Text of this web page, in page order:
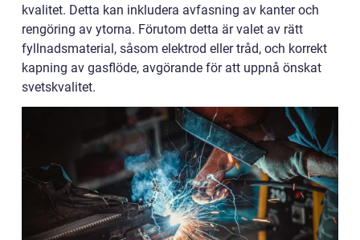
kvalitet. Detta kan inkludera avfasning av kanter och
rengöring av ytorna. Förutom detta är valet av rätt
fyllnadsmaterial, såsom elektrod eller tråd, och korrekt
kapning av gasflöde, avgörande för att uppnå önskat
svetskvalitet.